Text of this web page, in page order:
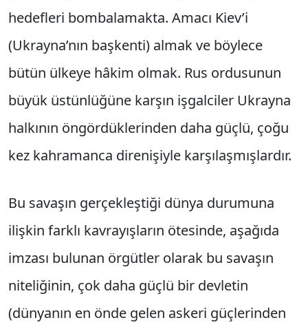
hedefleri bombalamakta. Amacı Kiev’i
(Ukrayna’nın başkenti) almak ve böylece
bütün ülkeye hâkim olmak. Rus ordusunun
büyük üstünlüğüne karşın işgalciler Ukrayna
halkının öngördüklerinden daha güçlü, çoğu
kez kahramanca direnişiyle karşılaşmışlardır.
Bu savaşın gerçekleştiği dünya durumuna
ilişkin farklı kavrayışların ötesinde, aşağıda
imzası bulunan örgütler olarak bu savaşın
niteliğinin, çok daha güçlü bir devletin
(dünyanın en önde gelen askeri güçlerinden